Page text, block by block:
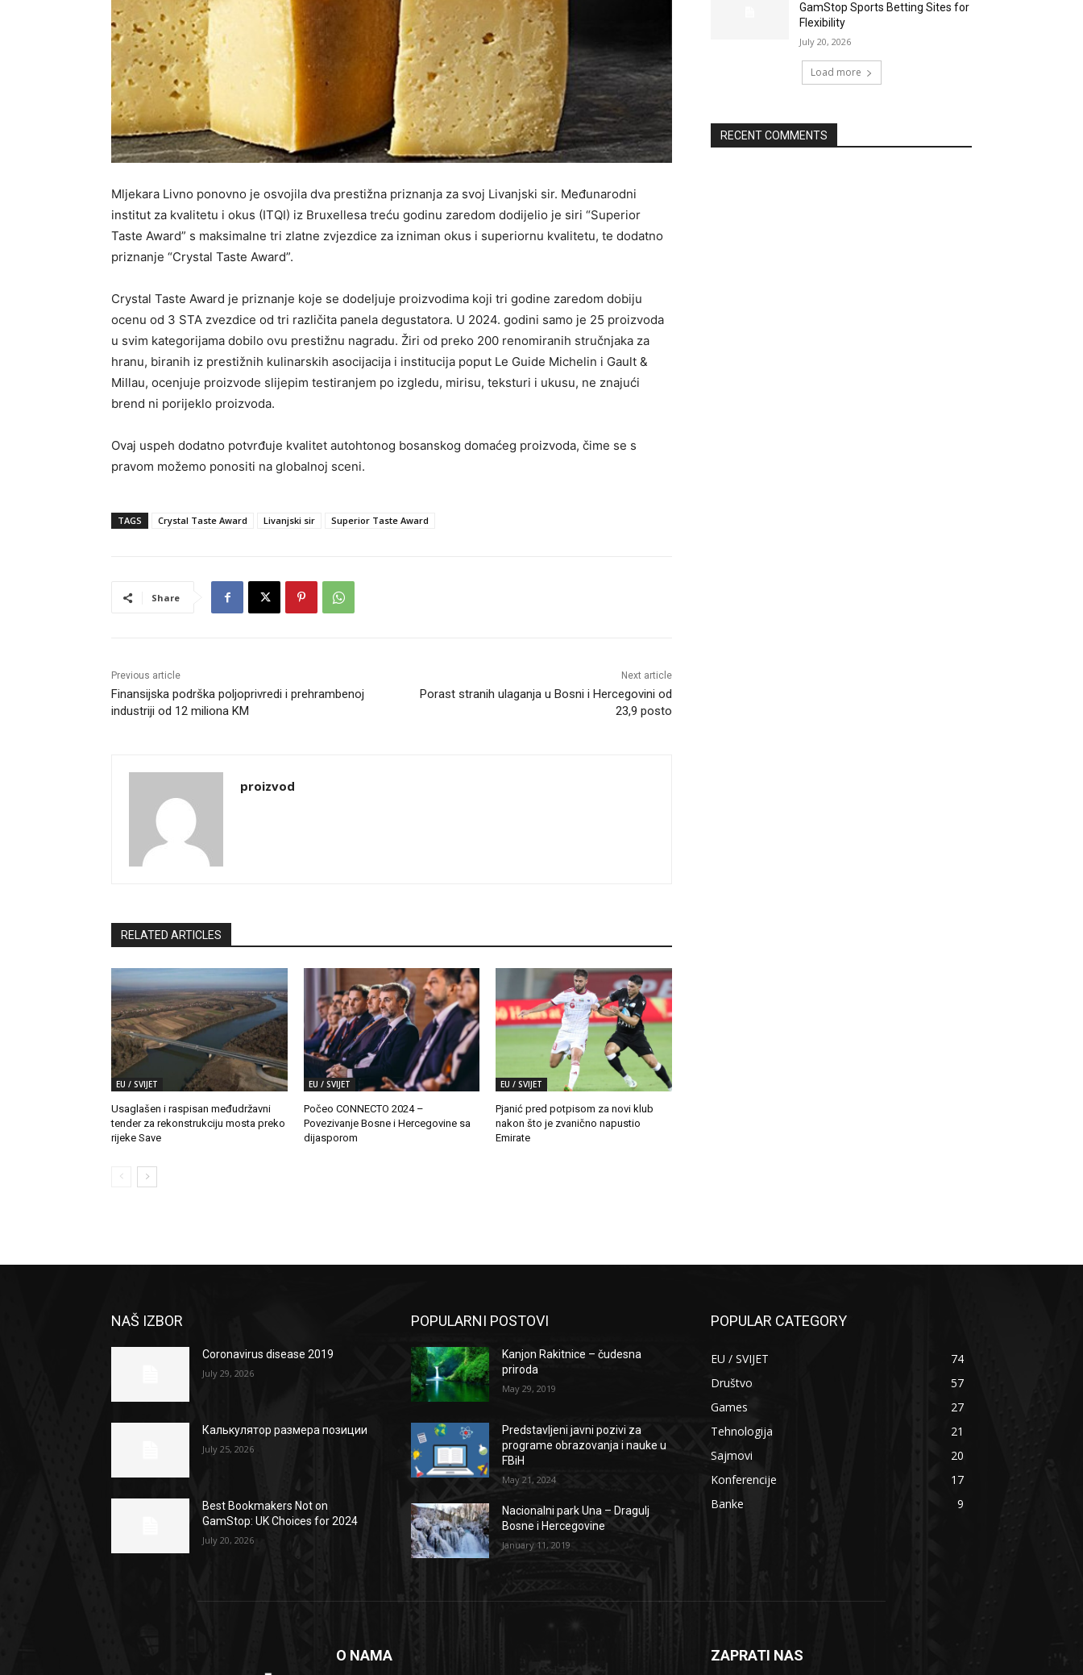
Mljekara Livno ponovno je osvojila dva prestižna priznanja za svoj Livanjski sir. Međunarodni
institut za kvalitetu i okus (ITQI) iz Bruxellesa treću godinu zaredom dodijelio je siri “Superior
Taste Award” s maksimalne tri zlatne zvjezdice za izniman okus i superiornu kvalitetu, te dodatno
priznanje “Crystal Taste Award”.
Crystal Taste Award je priznanje koje se dodeljuje proizvodima koji tri godine zaredom dobiju
ocenu od 3 STA zvezdice od tri različita panela degustatora. U 2024. godini samo je 25 proizvoda
u svim kategorijama dobilo ovu prestižnu nagradu. Žiri od preko 200 renomiranih stručnjaka za
hranu, biranih iz prestižnih kulinarskih asocijacija i institucija poput Le Guide Michelin i Gault &
Millau, ocenjuje proizvode slijepim testiranjem po izgledu, mirisu, teksturi i ukusu, ne znajući
brend ni porijeklo proizvoda.
Ovaj uspeh dodatno potvrđuje kvalitet autohtonog bosanskog domaćeg proizvoda, čime se s
pravom možemo ponositi na globalnoj sceni.
TAGS Crystal Taste Award Livanjski sir Superior Taste Award
Share
Previous article
Finansijska podrška poljoprivredi i prehrambenoj
industriji od 12 miliona KM
Next article
Porast stranih ulaganja u Bosni i Hercegovini od
23,9 posto
proizvod
RELATED ARTICLES
EU / SVIJET
Usaglašen i raspisan međudržavni
tender za rekonstrukciju mosta preko
rijeke Save
EU / SVIJET
Počeo CONNECTO 2024 –
Povezivanje Bosne i Hercegovine sa
dijasporom
EU / SVIJET
Pjanić pred potpisom za novi klub
nakon što je zvanično napustio
Emirate
GamStop Sports Betting Sites for
Flexibility
July 20, 2026
Load more
RECENT COMMENTS
NAŠ IZBOR
Coronavirus disease 2019
July 29, 2026
Калькулятор размера позиции
July 25, 2026
Best Bookmakers Not on
GamStop: UK Choices for 2024
July 20, 2026
POPULARNI POSTOVI
Kanjon Rakitnice – čudesna
priroda
May 29, 2019
Predstavljeni javni pozivi za
programe obrazovanja i nauke u
FBiH
May 21, 2024
Nacionalni park Una – Dragulj
Bosne i Hercegovine
January 11, 2019
POPULAR CATEGORY
EU / SVIJET
74
Društvo
57
Games
27
Tehnologija
21
Sajmovi
20
Konferencije
17
Banke
9
O NAMA ZAPRATI NAS